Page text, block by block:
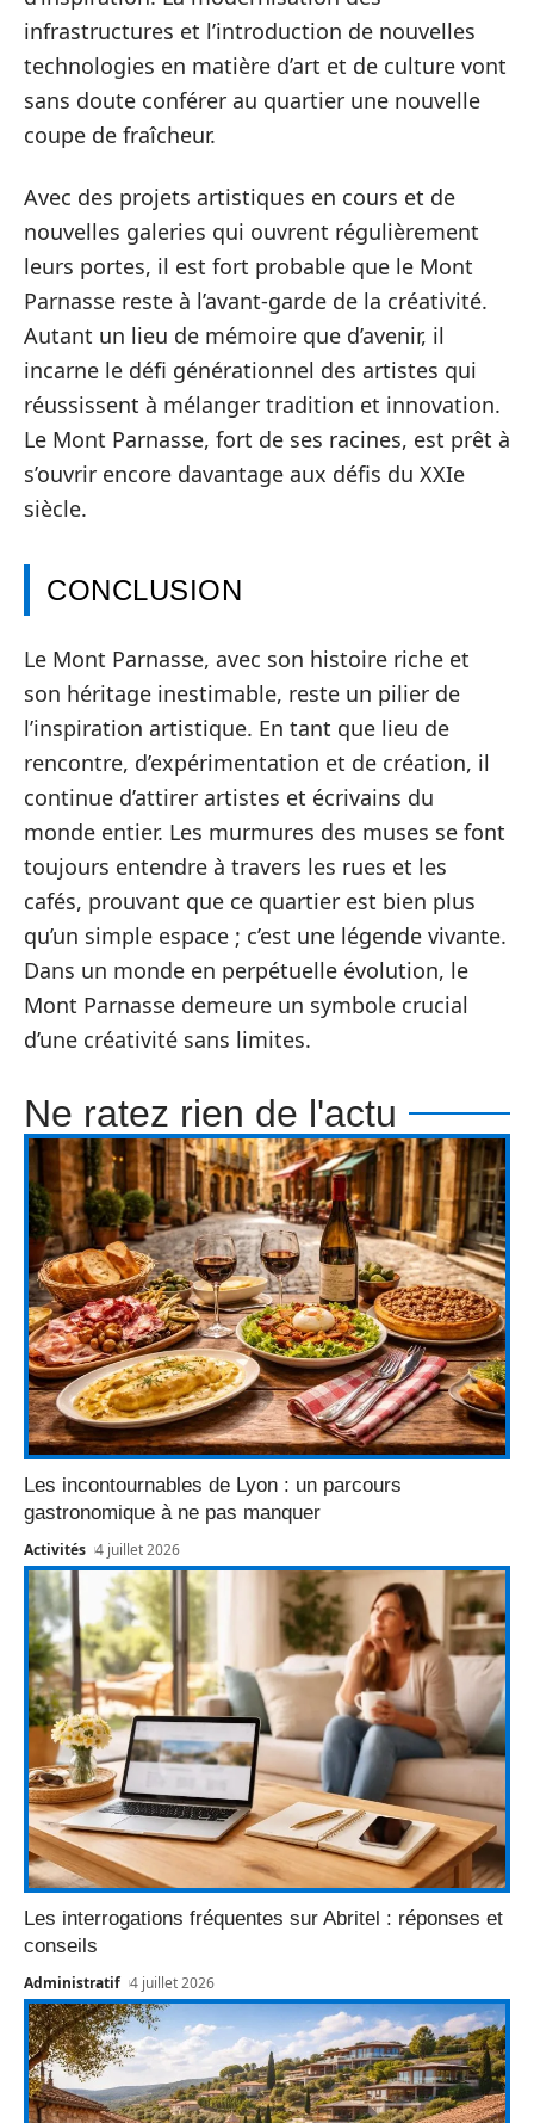
infrastructures et l’introduction de nouvelles
technologies en matière d’art et de culture vont
sans doute conférer au quartier une nouvelle
coupe de fraîcheur.
Avec des projets artistiques en cours et de
nouvelles galeries qui ouvrent régulièrement
leurs portes, il est fort probable que le Mont
Parnasse reste à l’avant-garde de la créativité.
Autant un lieu de mémoire que d’avenir, il
incarne le défi générationnel des artistes qui
réussissent à mélanger tradition et innovation.
Le Mont Parnasse, fort de ses racines, est prêt à
s’ouvrir encore davantage aux défis du XXIe
siècle.
CONCLUSION
Le Mont Parnasse, avec son histoire riche et
son héritage inestimable, reste un pilier de
l’inspiration artistique. En tant que lieu de
rencontre, d’expérimentation et de création, il
continue d’attirer artistes et écrivains du
monde entier. Les murmures des muses se font
toujours entendre à travers les rues et les
cafés, prouvant que ce quartier est bien plus
qu’un simple espace ; c’est une légende vivante.
Dans un monde en perpétuelle évolution, le
Mont Parnasse demeure un symbole crucial
d’une créativité sans limites.
Ne ratez rien de l'actu
Les incontournables de Lyon : un parcours
gastronomique à ne pas manquer
Activités 4 juillet 2026
Les interrogations fréquentes sur Abritel : réponses et
conseils
Administratif 4 juillet 2026